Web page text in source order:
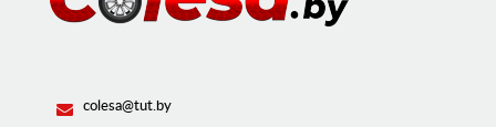
colesa@tut.by